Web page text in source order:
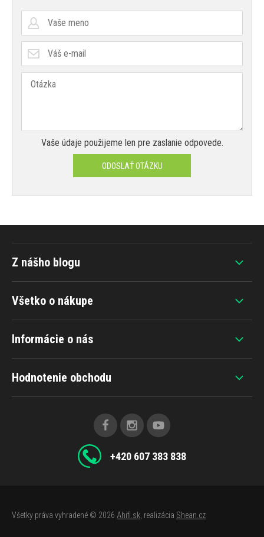
Vaše údaje použijeme len pre zaslanie odpovede.
ODOSLAŤ OTÁZKU
Všetko o nákupe
Informácie o nás
Hodnotenie obchodu
+420 607 383 838
Z nášho blogu
Všetky práva vyhradené © 2026 Ahifi.sk, realizácia Shean.cz